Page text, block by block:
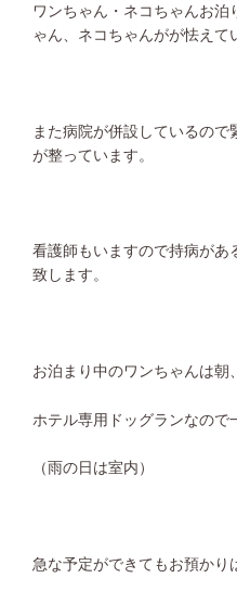
ワンちゃん・ネコちゃんお
ゃん、ネコちゃんがが怯え
また病院が併設しているの
が整っています。
看護師もいますので持病があ
致します。
お泊まり中のワンちゃんは
ホテル専用ドッグランなの
（雨の日は室内）
急な予定ができてもお預かり